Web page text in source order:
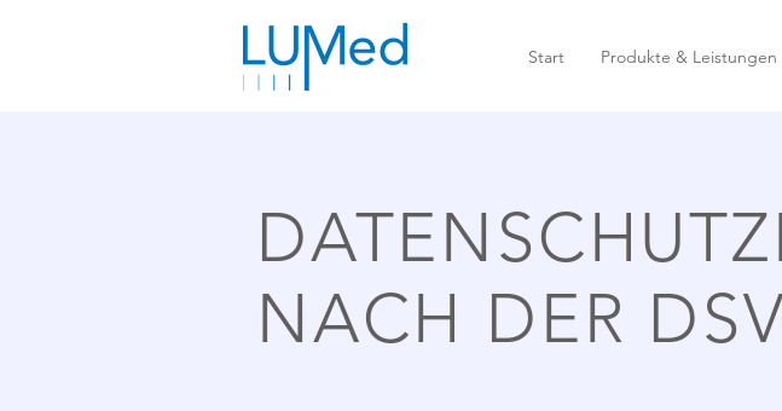
Start Produkte & Leistungen
NACH DER